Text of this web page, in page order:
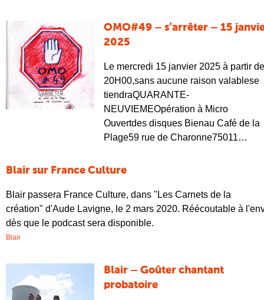
OMO#49 – s’arrêter – 15
2025
Le mercredi 15 janvier 2025 à partir de
20H00,sans aucune raison valablese
tiendraQUARANTE-
NEUVIEMEOpération à Micro
Ouvertdes disques Bienau Café de la
Plage59 rue de Charonne75011…
Blair sur France Culture
Blair passera France Culture, dans "Les Carnets de la
création" d'Aude Lavigne, le 2 mars 2020. Réécoutable à
dès que le podcast sera disponible.
Blair
Blair – Goûter chantant
probatoire